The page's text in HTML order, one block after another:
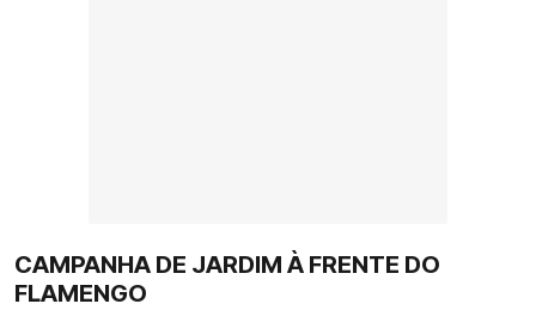
CAMPANHA DE JARDIM À FRENTE DO
FLAMENGO